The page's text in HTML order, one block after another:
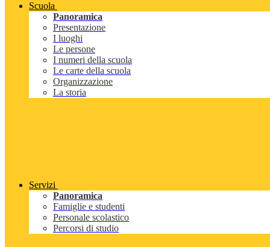
Scuola
Panoramica
Presentazione
I luoghi
Le persone
I numeri della scuola
Le carte della scuola
Organizzazione
La storia
Servizi
Panoramica
Famiglie e studenti
Personale scolastico
Percorsi di studio